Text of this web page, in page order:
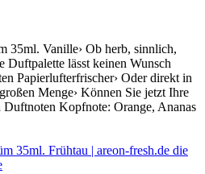
35ml. Vanille› Ob herb, sinnlich,
Duftpalette lässt keinen Wunsch
Papierlufterfrischer› Oder direkt in
Menge› Können Sie jetzt Ihre
Duftnoten Kopfnote: Orange, Ananas